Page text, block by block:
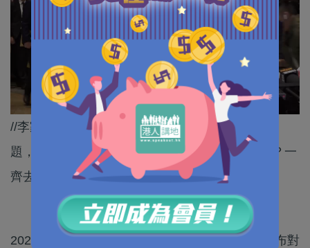
//李家超提到，如果當選之後會與內地溝通通關問
題，佢仲提到要與內地通關有一個元素，係咩呢？一
齊去片睇睇//
2022年行政長官選舉候選人李家超說：今日的宣布對